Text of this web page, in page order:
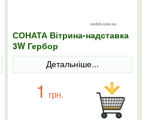
СОНАТА Вітрина-надставка
3W Гербор
Детальніше...
1 грн.